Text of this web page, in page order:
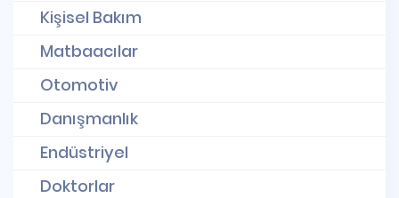
Kişisel Bakım
Matbaacılar
Otomotiv
Danışmanlık
Endüstriyel
Doktorlar